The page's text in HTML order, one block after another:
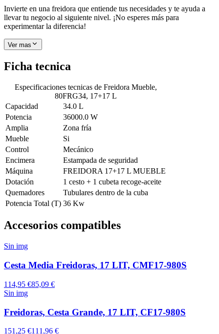
Invierte en una freidora que entiende tus necesidades y te ayuda a
llevar tu negocio al siguiente nivel. ¡No esperes más para
experimentar la diferencia!
Ver mas
Ficha tecnica
Especificaciones tecnicas de Freidora Mueble,
80FRG34, 17+17 L
Capacidad
34.0 L
Potencia
36000.0 W
Amplia
Zona fría
Mueble
Si
Control
Mecánico
Encimera
Estampada de seguridad
Máquina
FREIDORA 17+17 L MUEBLE
Dotación
1 cesto + 1 cubeta recoge-aceite
Quemadores
Tubulares dentro de la cuba
Potencia Total (T) 36 Kw
Accesorios compatibles
Sin img
Cesta Media Freidoras, 17 LIT, CMF17-980S
114,95 €85,09 €
Sin img
Freidoras, Cesta Grande, 17 LIT, CF17-980S
151,25 €111,96 €